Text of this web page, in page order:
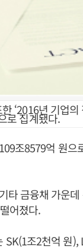
‘2016년 기업
로 집계됐다.
조8579억 원
타 금융채 가운
어졌다.
조2천억 원